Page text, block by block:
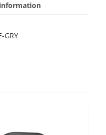
GRY